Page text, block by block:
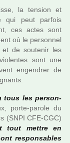
la ten­sion et
qui peut par­fois
ces actes sont
où le per­son­nel
et de sou­te­nir les
sont une
engen­drer de
tous les per­son­
porte-parole du
(SNPI CFE-CGC)
tout mettre en
res­pon­sa­bles